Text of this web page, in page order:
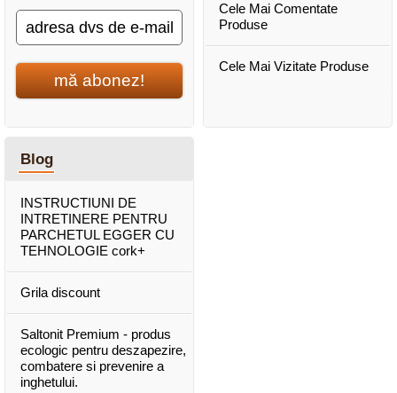
mă abonez!
Cele Mai Comentate
Produse
Cele Mai Vizitate Produse
Blog
INSTRUCTIUNI DE
INTRETINERE PENTRU
PARCHETUL EGGER CU
TEHNOLOGIE cork+
Grila discount
Saltonit Premium - produs
ecologic pentru deszapezire,
combatere si prevenire a
inghetului.